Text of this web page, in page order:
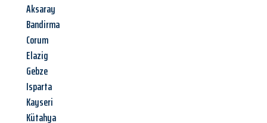
Aksaray
Bandirma
Corum
Elazig
Gebze
Isparta
Kayseri
Kütahya